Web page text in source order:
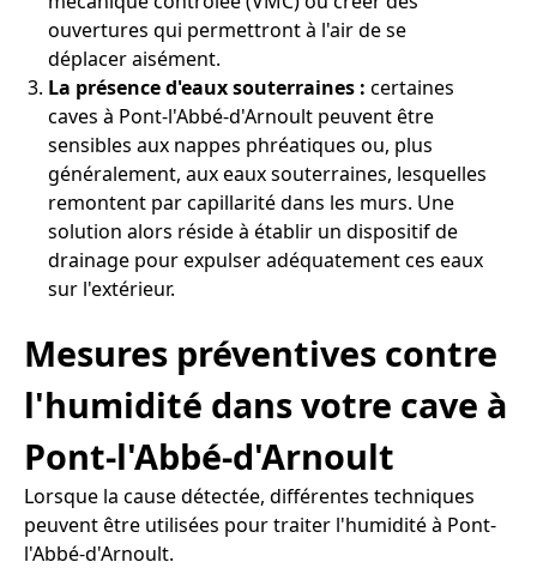
ouvertures qui permettront à l'air de se
déplacer aisément.
La présence d'eaux souterraines : certaines
caves à Pont-l'Abbé-d'Arnoult peuvent être
sensibles aux nappes phréatiques ou, plus
généralement, aux eaux souterraines, lesquelles
remontent par capillarité dans les murs. Une
solution alors réside à établir un dispositif de
drainage pour expulser adéquatement ces eaux
sur l'extérieur.
Mesures préventives contre
l'humidité dans votre cave à
Pont-l'Abbé-d'Arnoult
Lorsque la cause détectée, différentes techniques
peuvent être utilisées pour traiter l'humidité à Pont-
l'Abbé-d'Arnoult.